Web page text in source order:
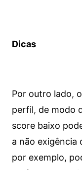
Dicas
Por outro lado,
perfil, de modo
score baixo
a não exigência
por exemplo,